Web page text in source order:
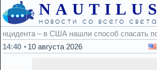
NAUTILUS
новости со всего света
14:40
10 августа 2026